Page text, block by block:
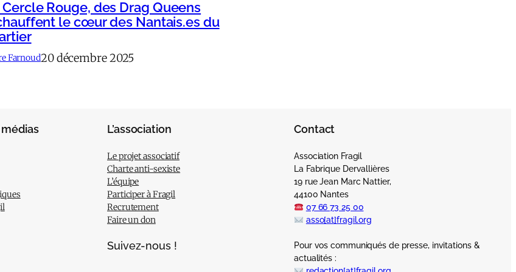
Rouge, des Drag Queens
le cœur des Nantais.es du
Farnoud20 décembre 2025
médias L’association
Le projet associatif
Charte anti-sexiste
L’équipe
Participer à Fragil
Recrutement
Faire un don
Suivez-nous !
Contact
Association Fragil
La Fabrique Dervallières
19 rue Jean Marc Nattier,
44100 Nantes
07 66 73 25 00
asso[at]fragil.org
Pour vos communiqués de presse, invitations &
actualités :